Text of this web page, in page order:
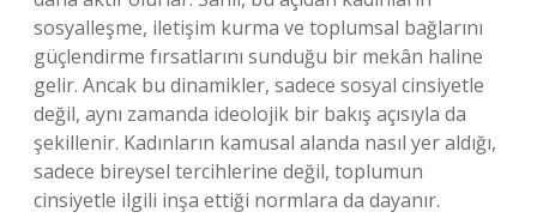
sosyalleşme, iletişim kurma ve toplumsal bağlarını
güçlendirme fırsatlarını sunduğu bir mekân haline
gelir. Ancak bu dinamikler, sadece sosyal cinsiyetle
değil, aynı zamanda ideolojik bir bakış açısıyla da
şekillenir. Kadınların kamusal alanda nasıl yer aldığı,
sadece bireysel tercihlerine değil, toplumun
cinsiyetle ilgili inşa ettiği normlara da dayanır.